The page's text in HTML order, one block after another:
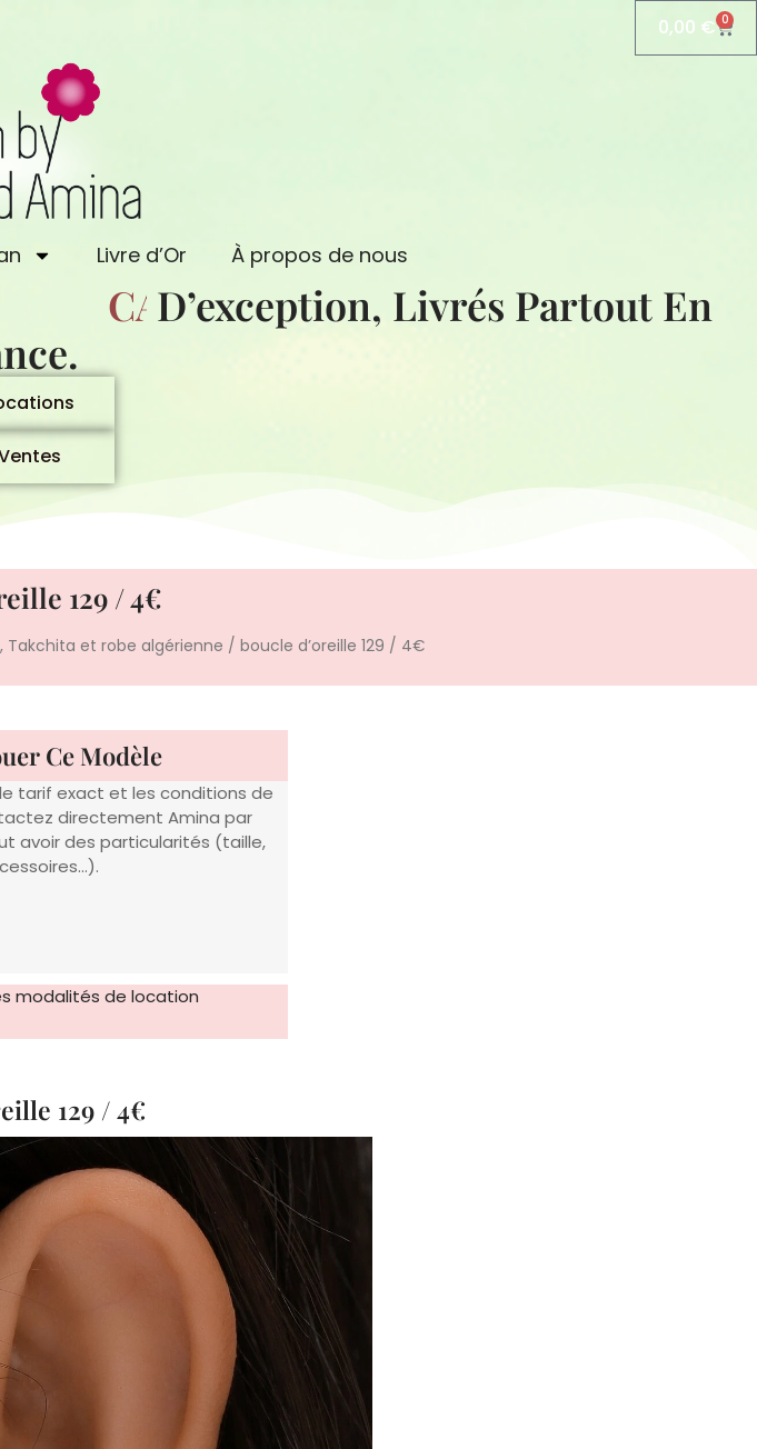
0,00 € 0
Livre d’Or À propos de nous
D’exception, Livrés Partout En France.
129 / 4€
et robe algérienne
tarif exact et les conditions de
directement Amina par
avoir des particularités (taille,
modalités de location